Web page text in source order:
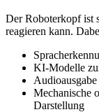
Der Roboterkopf ist
reagieren kann.
KI-Modelle
Mechanische
Darstellung